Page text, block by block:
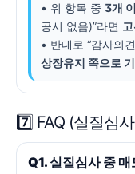
• 위 항목 중 3개
공시 없음)”라면
• 반대로 “감사의
상장유지 쪽으로
7️⃣ FAQ (실질심
Q1. 실질심사 중